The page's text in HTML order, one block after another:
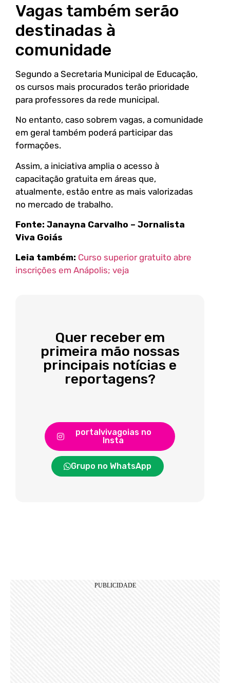
Vagas também serão
destinadas à
comunidade
Segundo a Secretaria Municipal de Educação,
os cursos mais procurados terão prioridade
para professores da rede municipal.
No entanto, caso sobrem vagas, a comunidade
em geral também poderá participar das
formações.
Assim, a iniciativa amplia o acesso à
capacitação gratuita em áreas que,
atualmente, estão entre as mais valorizadas
no mercado de trabalho.
Fonte: Janayna Carvalho – Jornalista
Viva Goiás
Leia também: Curso superior gratuito abre
inscrições em Anápolis; veja
Quer receber em
primeira mão nossas
principais notícias e
reportagens?
portalvivagoias no
Insta
Grupo no WhatsApp